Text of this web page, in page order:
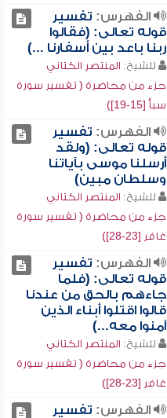
الفهرس: تفسير
قوله تعالى: (فقالوا
ربنا باعد بين أسفارنا ...)
للشيخ: المنتصر الكتاني
جزء من محاضرة ( تفسير سورة
سبأ [15-19])
الفهرس: تفسير
قوله تعالى: (ولقد
أرسلنا موسى بآياتنا
وسلطان مبين)
للشيخ: المنتصر الكتاني
جزء من محاضرة ( تفسير سورة
غافر [23-28])
الفهرس: تفسير
قوله تعالى: (فلما
جاءهم بالحق من عندنا
قالوا اقتلوا أبناء الذين
آمنوا معه...)
للشيخ: المنتصر الكتاني
جزء من محاضرة ( تفسير سورة
غافر [23-28])
الفهرس: تفسير